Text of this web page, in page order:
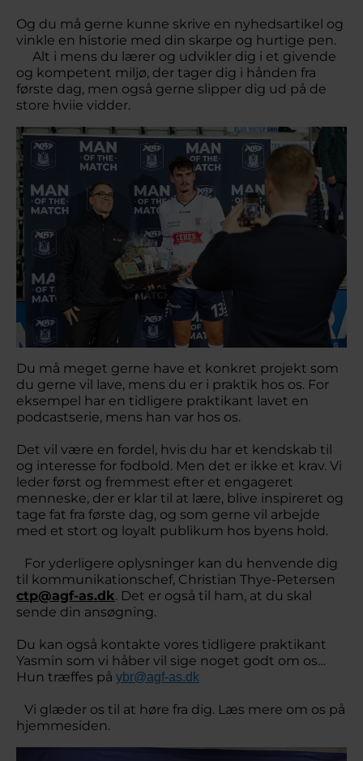
Og du må gerne kunne skrive en nyhedsartikel og
vinkle en historie med din skarpe og hurtige pen.
Alt i mens du lærer og udvikler dig i et givende
og kompetent miljø, der tager dig i hånden fra
første dag, men også gerne slipper dig ud på de
store hviie vidder.
Du må meget gerne have et konkret projekt som
du gerne vil lave, mens du er i praktik hos os. For
eksempel har en tidligere praktikant lavet en
podcastserie, mens han var hos os.
Det vil være en fordel, hvis du har et kendskab til
og interesse for fodbold. Men det er ikke et krav. Vi
leder først og fremmest efter et engageret
menneske, der er klar til at lære, blive inspireret og
tage fat fra første dag, og som gerne vil arbejde
med et stort og loyalt publikum hos byens hold.
For yderligere oplysninger kan du henvende dig
til kommunikationschef, Christian Thye-Petersen
ctp@agf-as.dk. Det er også til ham, at du skal
sende din ansøgning.
Du kan også kontakte vores tidligere praktikant
Yasmin som vi håber vil sige noget godt om os…
Hun træffes på ybr@agf-as.dk
Vi glæder os til at høre fra dig. Læs mere om os på
hjemmesiden.